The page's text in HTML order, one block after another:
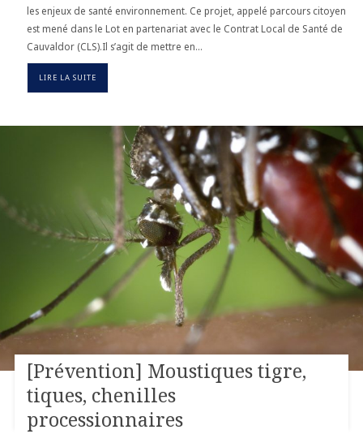
les enjeux de santé environnement. Ce projet, appelé parcours citoyen
est mené dans le Lot en partenariat avec le Contrat Local de Santé de
Cauvaldor (CLS).Il s’agit de mettre en…
LIRE LA SUITE
[Prévention] Moustiques tigre,
tiques, chenilles
processionnaires